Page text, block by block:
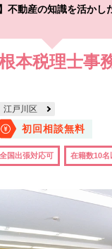
不動産の知識を活かし
本税理士事
江戸川区
初回相談無料
全国出張対応可 在籍数10名